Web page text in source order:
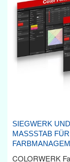
SIEGWERK
MASSSTAB FÜR
COLORWERK